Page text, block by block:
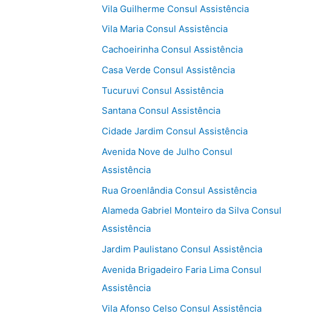
Vila Guilherme Consul Assistência
Vila Maria Consul Assistência
Cachoeirinha Consul Assistência
Casa Verde Consul Assistência
Tucuruvi Consul Assistência
Santana Consul Assistência
Cidade Jardim Consul Assistência
Avenida Nove de Julho Consul
Assistência
Rua Groenlândia Consul Assistência
Alameda Gabriel Monteiro da Silva Consul
Assistência
Jardim Paulistano Consul Assistência
Avenida Brigadeiro Faria Lima Consul
Assistência
Vila Afonso Celso Consul Assistência